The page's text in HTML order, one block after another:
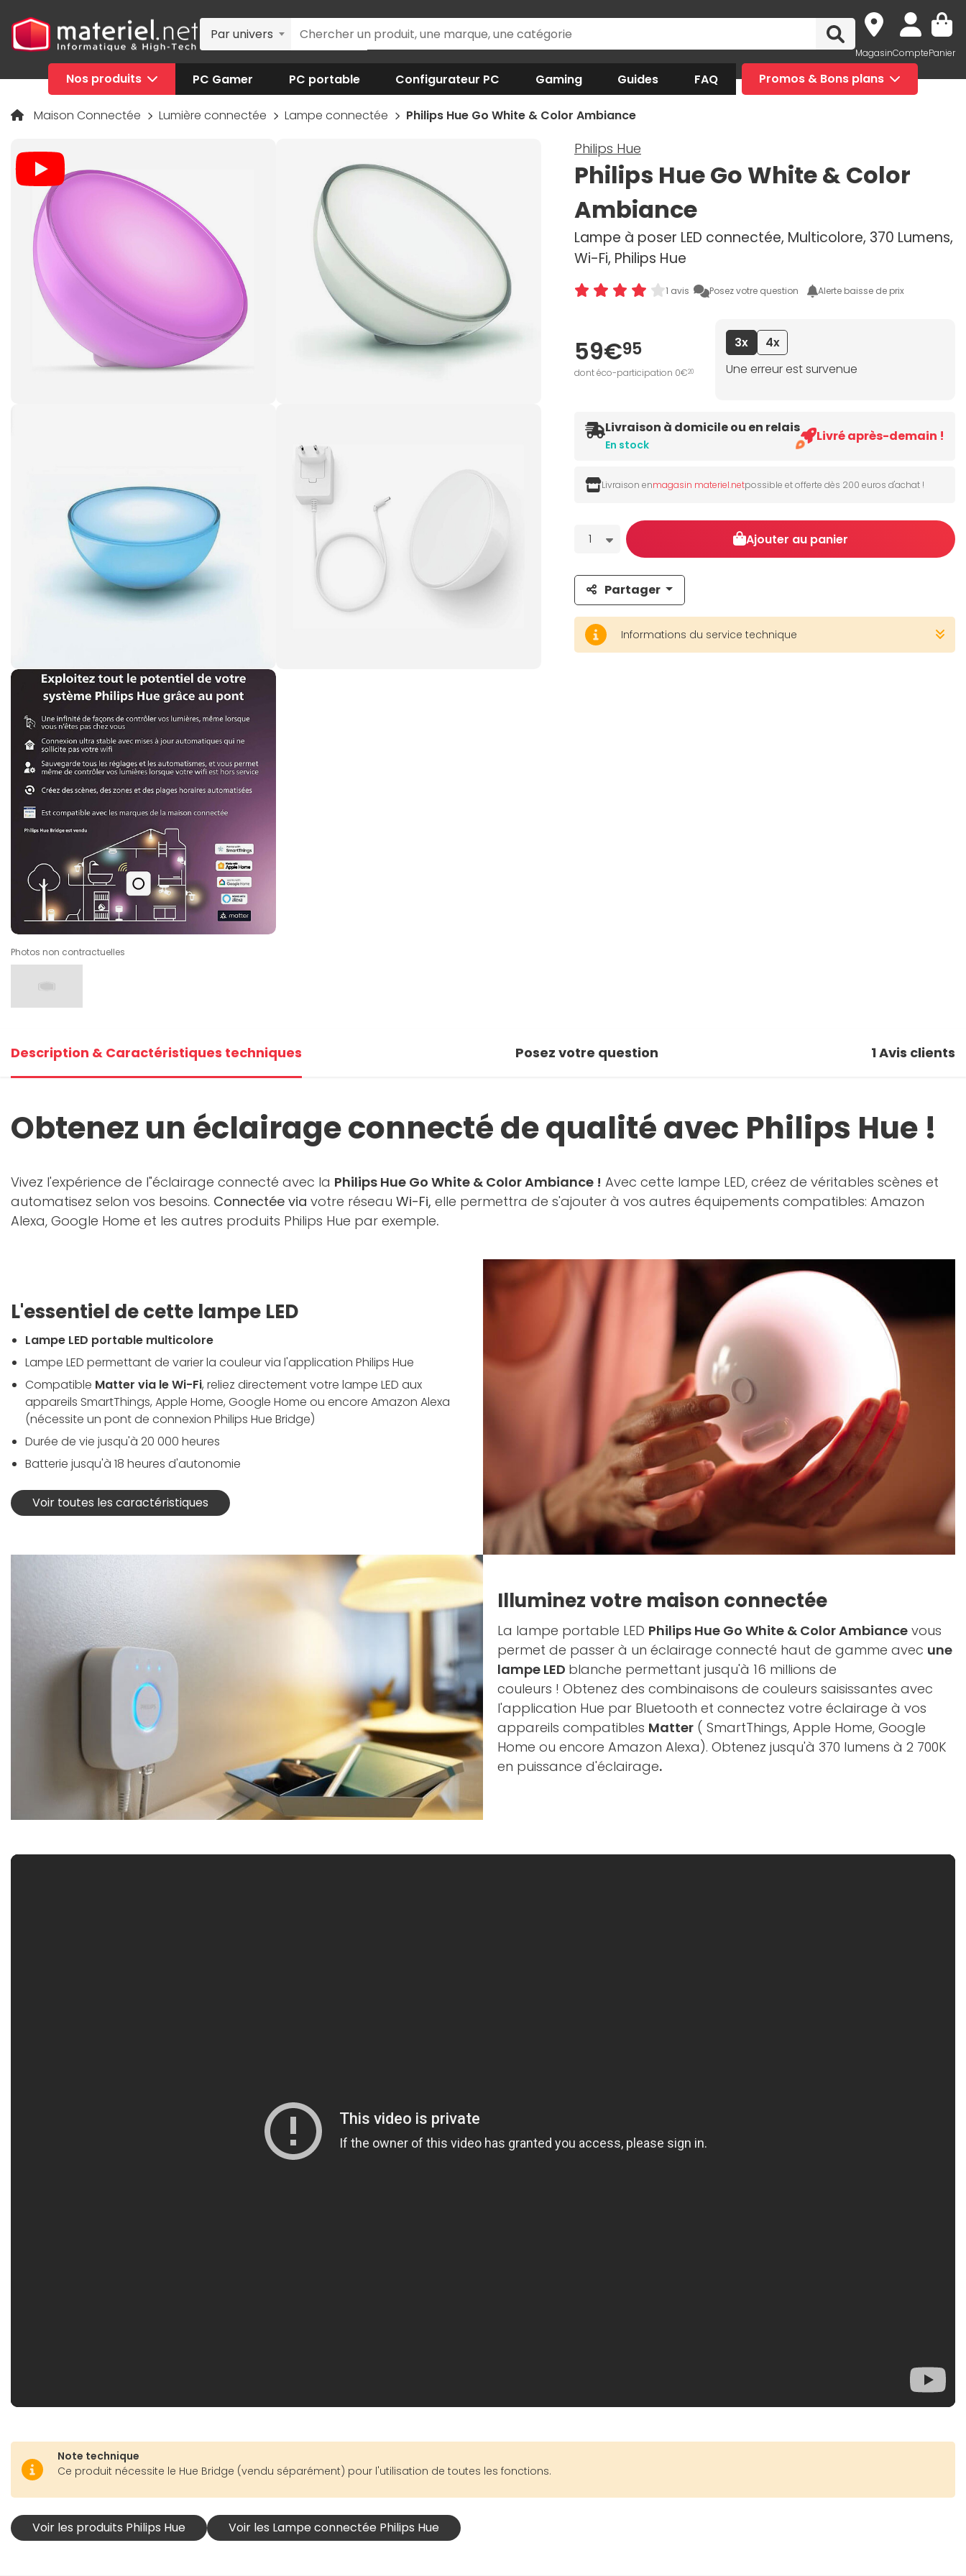
Par univers
MagasinComptePanier
Nos produits PC Gamer PC portable Configurateur PC Gaming Guides FAQ Promos & Bons plans
Maison Connectée Lumière connectée Lampe connectée Philips Hue Go White & Color Ambiance
Photos non contractuelles
Philips Hue
Philips Hue Go White & Color
Ambiance
Lampe à poser LED connectée, Multicolore, 370 Lumens,
Wi-Fi, Philips Hue
1 avis Posez votre question Alerte baisse de prix
59€95
dont éco-participation 0€20
3x
4x
Une erreur est survenue
Livraison à domicile ou en relais
En stock
Livré après-demain !
Livraison enmagasin materiel.netpossible et offerte dès 200 euros d'achat !
Quantité
1 Ajouter au panier
Partager
Informations du service technique
Description & Caractéristiques techniques Posez votre question 1Avis clients
Obtenez un éclairage connecté de qualité avec Philips Hue !
Vivez l'expérience de l"éclairage connecté avec la Philips Hue Go White & Color Ambiance ! Avec cette lampe LED, créez de véritables scènes et
automatisez selon vos besoins. Connectée via votre réseau Wi-Fi, elle permettra de s'ajouter à vos autres équipements compatibles: Amazon
Alexa, Google Home et les autres produits Philips Hue par exemple.
L'essentiel de cette lampe LED
Lampe LED portable multicolore
Lampe LED permettant de varier la couleur via l'application Philips Hue
Compatible Matter via le Wi-Fi, reliez directement votre lampe LED aux
appareils SmartThings, Apple Home, Google Home ou encore Amazon Alexa
(nécessite un pont de connexion Philips Hue Bridge)
Durée de vie jusqu'à 20 000 heures
Batterie jusqu'à 18 heures d'autonomie
Voir toutes les caractéristiques
Illuminez votre maison connectée
La lampe portable LED Philips Hue Go White & Color Ambiance vous
permet de passer à un éclairage connecté haut de gamme avec une
lampe LED blanche permettant jusqu'à 16 millions de
couleurs ! Obtenez des combinaisons de couleurs saisissantes avec
l'application Hue par Bluetooth et connectez votre éclairage à vos
appareils compatibles Matter ( SmartThings, Apple Home, Google
Home ou encore Amazon Alexa). Obtenez jusqu'à 370 lumens à 2 700K
en puissance d'éclairage.
Note technique
Ce produit nécessite le Hue Bridge (vendu séparément) pour l'utilisation de toutes les fonctions.
Voir les produits Philips Hue Voir les Lampe connectée Philips Hue